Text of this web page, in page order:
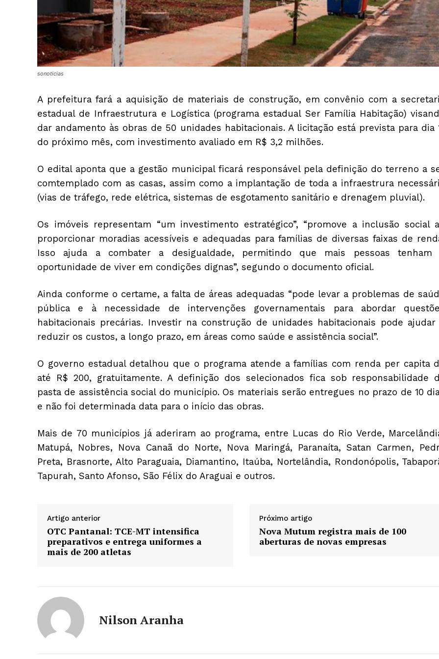
sonoticias
A prefeitura fará a aquisição de materiais de construção, em convênio com a
estadual de Infraestrutura e Logística (programa estadual Ser Família Habitação)
dar andamento às obras de 50 unidades habitacionais. A licitação está prevista para dia
do próximo mês, com investimento avaliado em R$ 3,2 milhões.
O edital aponta que a gestão municipal ficará responsável pela definição do terreno a
comtemplado com as casas, assim como a implantação de toda a infraestrura
(vias de tráfego, rede elétrica, sistemas de esgotamento sanitário e drenagem pluvial).
Os imóveis representam “um investimento estratégico”, “promove a inclusão social
proporcionar moradias acessíveis e adequadas para famílias de diversas faixas de
Isso ajuda a combater a desigualdade, permitindo que mais pessoas tenham
oportunidade de viver em condições dignas”, segundo o documento oficial.
Ainda conforme o certame, a falta de áreas adequadas “pode levar a problemas de
pública e à necessidade de intervenções governamentais para abordar
habitacionais precárias. Investir na construção de unidades habitacionais pode ajudar
reduzir os custos, a longo prazo, em áreas como saúde e assistência social”.
O governo estadual detalhou que o programa atende a famílias com renda per capita
até R$ 200, gratuitamente. A definição dos selecionados fica sob responsabilidade
pasta de assistência social do município. Os materiais serão entregues no prazo de 10
e não foi determinada data para o início das obras.
Mais de 70 municípios já aderiram ao programa, entre Lucas do Rio Verde,
Matupá, Nobres, Nova Canaã do Norte, Nova Maringá, Paranaíta, Satan Carmen,
Preta, Brasnorte, Alto Paraguaia, Diamantino, Itaúba, Nortelândia, Rondonópolis,
Tapurah, Santo Afonso, São Félix do Araguai e outros.
Artigo anterior
OTC Pantanal: TCE-MT intensifica
preparativos e entrega uniformes a
mais de 200 atletas
Próximo artigo
Nova Mutum registra mais de 100
aberturas de novas empresas
Nilson Aranha